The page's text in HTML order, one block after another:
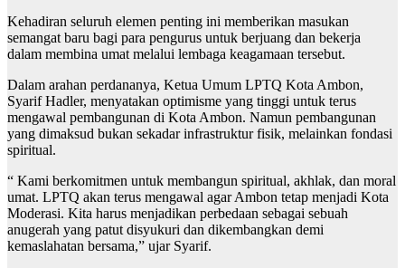
Kehadiran seluruh elemen penting ini memberikan masukan
semangat baru bagi para pengurus untuk berjuang dan bekerja
dalam membina umat melalui lembaga keagamaan tersebut.
Dalam arahan perdananya, Ketua Umum LPTQ Kota Ambon,
Syarif Hadler, menyatakan optimisme yang tinggi untuk terus
mengawal pembangunan di Kota Ambon. Namun pembangunan
yang dimaksud bukan sekadar infrastruktur fisik, melainkan fondasi
spiritual.
“ Kami berkomitmen untuk membangun spiritual, akhlak, dan moral
umat. LPTQ akan terus mengawal agar Ambon tetap menjadi Kota
Moderasi. Kita harus menjadikan perbedaan sebagai sebuah
anugerah yang patut disyukuri dan dikembangkan demi
kemaslahatan bersama,” ujar Syarif.